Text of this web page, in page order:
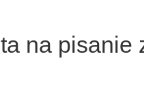
na pisanie